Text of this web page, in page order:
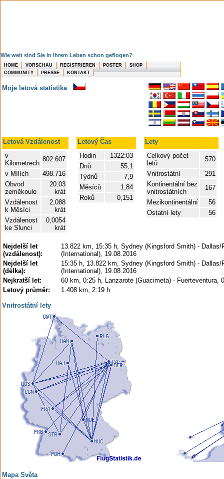
Wie weit sind Sie in Ihrem Leben schon geflogen?
HOME VORSCHAU REGISTRIEREN POSTER
SHOP
COMMUNITY
PRESSE KONTAKT
Moje letová statistika
Letová Vzdálenost Letový Čas
Lety
v
Kilometrech
802.607
v Mílích
498.716
Obvod
zeměkoule
20,03
krát
Vzdálenost
k Měsíci
2,088
krát
Vzdálenost
ke Slunci
0,0054
krát
Hodin
1322:03
Dnů
55,1
Týdnů
7,9
Měsíců
1,84
Roků
0,151
Celkový počet
letů
570
Vnitrostátní
291
Kontinentální bez
vnitrostátních
167
Mezikontinentální
56
Ostatní lety
56
Nejdelší let
(vzdálenost):
13.822 km, 15:35 h, Sydney (Kingsford Smith) - Dallas/
(International), 19.08.2016
Nejdelší let
(délka):
15:35 h, 13.822 km, Sydney (Kingsford Smith) - Dallas/
(International), 19.08.2016
Nejkratší let:
60 km, 0:25 h, Lanzarote (Guacimeta) - Fuerteventura,
Letový průměr:
1.408 km, 2:19 h
Vnitrostátní lety
Mapa Světa